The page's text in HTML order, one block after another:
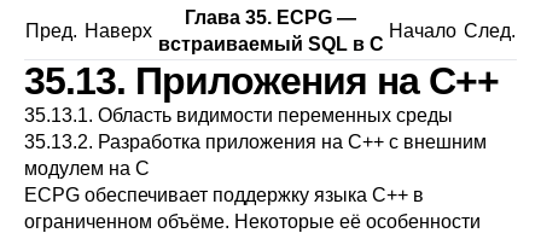
Пред. Наверх
Глава 35. ECPG —
встраиваемый SQLв C
Начало След.
35.13. Приложения на C++
35.13.1. Область видимости переменных среды
35.13.2. Разработка приложения на C++ с внешним
модулем на C
ECPG обеспечивает поддержку языка C++ в
ограниченном объёме. Некоторые её особенности